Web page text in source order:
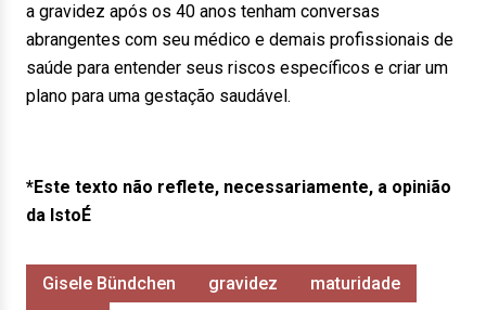
a gravidez após os 40 anos tenham conversas
abrangentes com seu médico e demais profissionais de
saúde para entender seus riscos específicos e criar um
plano para uma gestação saudável.
*Este texto não reflete, necessariamente, a opinião
da IstoÉ
Gisele Bündchen gravidez
maturidade